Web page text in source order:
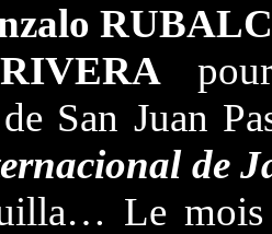
San Juan
de
Le